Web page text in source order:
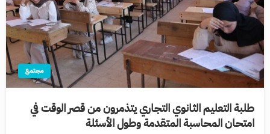
مجتمع
طلبة التعليم الثانوي التجاري يتذمرون من قصر الوقت في
امتحان المحاسبة المتقدمة وطول الأسئلة